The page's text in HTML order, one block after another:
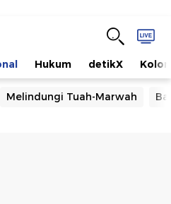
Hukum detikX
Melindungi Tuah-Marwah